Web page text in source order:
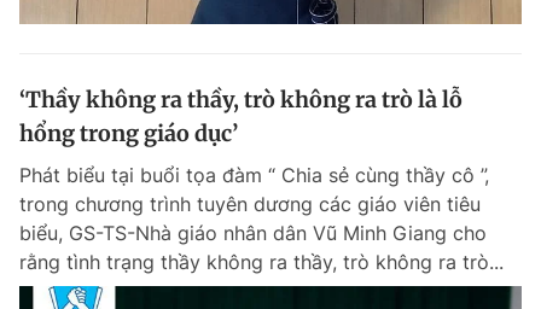
‘Thầy không ra thầy, trò không ra trò là lỗ
hổng trong giáo dục’
Phát biểu tại buổi tọa đàm “ Chia sẻ cùng thầy cô ”,
trong chương trình tuyên dương các giáo viên tiêu
biểu, GS-TS-Nhà giáo nhân dân Vũ Minh Giang cho
rằng tình trạng thầy không ra thầy, trò không ra trò...